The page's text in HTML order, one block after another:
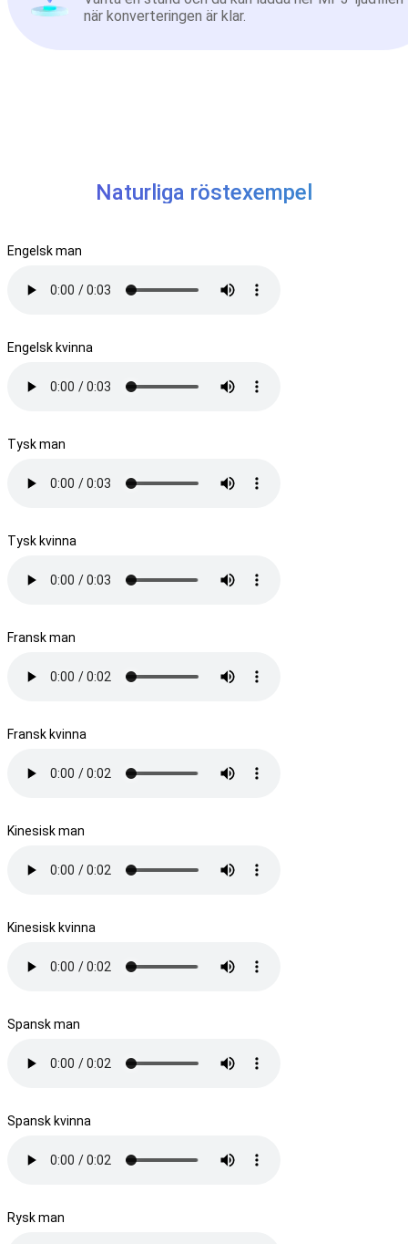
när konverteringen är klar.
Naturliga röstexempel
Engelsk man
Engelsk kvinna
Tysk man
Tysk kvinna
Fransk man
Fransk kvinna
Kinesisk man
Kinesisk kvinna
Spansk man
Spansk kvinna
Rysk man